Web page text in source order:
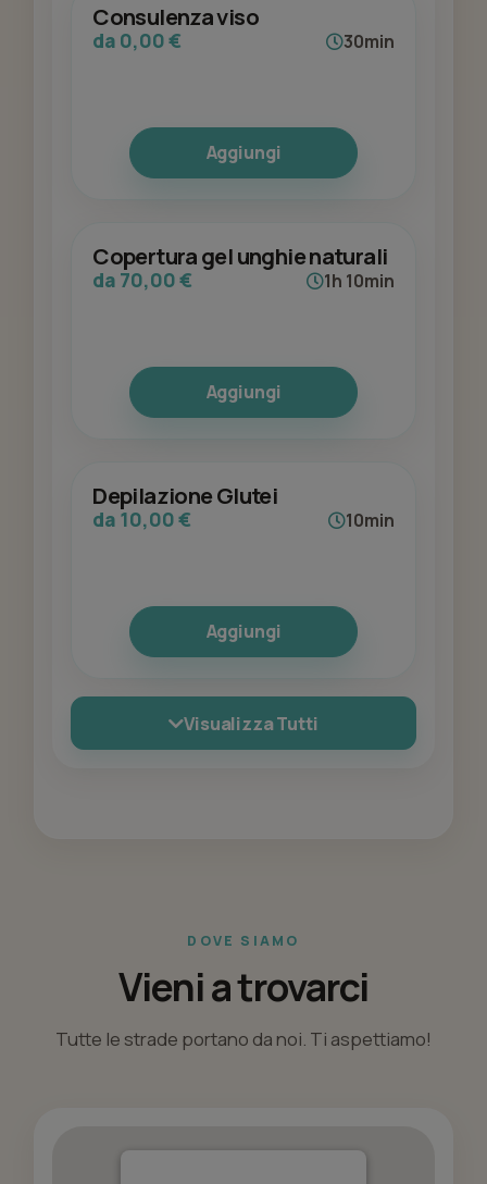
Consulenza viso
da 0,00 € 30min
Aggiungi
Copertura gel unghie naturali
da 70,00 € 1h 10min
Aggiungi
Depilazione Glutei
da 10,00 € 10min
Aggiungi
Visualizza Tutti
DOVE SIAMO
Vieni a trovarci
Tutte le strade portano da noi. Ti aspettiamo!